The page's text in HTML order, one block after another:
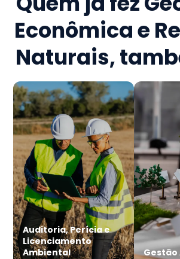
Econômica e
Naturais,
Auditoria, Perícia e
Licenciamento
Ambiental